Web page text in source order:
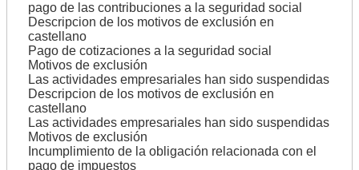
pago de las contribuciones a la seguridad social
Descripcion de los motivos de exclusión en
castellano
Pago de cotizaciones a la seguridad social
Motivos de exclusión
Las actividades empresariales han sido suspendidas
Descripcion de los motivos de exclusión en
castellano
Las actividades empresariales han sido suspendidas
Motivos de exclusión
Incumplimiento de la obligación relacionada con el
pago de impuestos